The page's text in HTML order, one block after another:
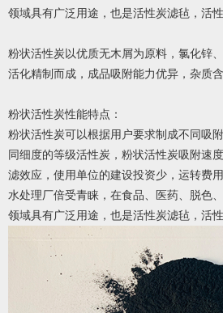
领域具有广泛用途，也是活性炭滤毡，活
粉状活性炭以优质无木屑为原料，氯化锌
活化精制而成，成品吸附能力优异，杂质
粉状活性炭性能特点：
粉状活性炭可以根据用户要求制成不同吸
同细度的等级活性炭，粉状活性炭吸附速
滤效应，使用单位的建设投资少，运转费
水处理厂倍受青睐，在食品、医药、脱色
领域具有广泛用途，也是活性炭滤毡，活